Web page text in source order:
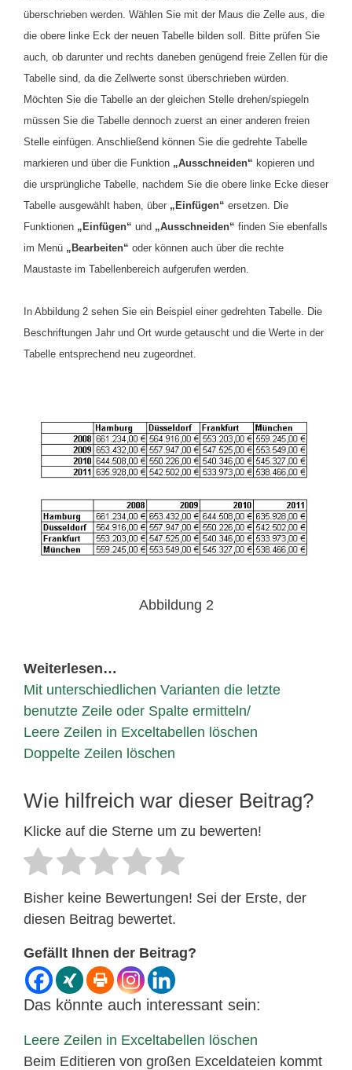
überschrieben werden. Wählen Sie mit der Maus die Zelle aus, die
die obere linke Eck der neuen Tabelle bilden soll. Bitte prüfen Sie
auch, ob darunter und rechts daneben genügend freie Zellen für die
Tabelle sind, da die Zellwerte sonst überschrieben würden.
Möchten Sie die Tabelle an der gleichen Stelle drehen/spiegeln
müssen Sie die Tabelle dennoch zuerst an einer anderen freien
Stelle einfügen. Anschließend können Sie die gedrehte Tabelle
markieren und über die Funktion „Ausschneiden“ kopieren und
die ursprüngliche Tabelle, nachdem Sie die obere linke Ecke dieser
Tabelle ausgewählt haben, über „Einfügen“ ersetzen. Die
Funktionen „Einfügen“ und „Ausschneiden“ finden Sie ebenfalls
im Menü „Bearbeiten“ oder können auch über die rechte
Maustaste im Tabellenbereich aufgerufen werden.
In Abbildung 2 sehen Sie ein Beispiel einer gedrehten Tabelle. Die
Beschriftungen Jahr und Ort wurde getauscht und die Werte in der
Tabelle entsprechend neu zugeordnet.
Abbildung 2
Weiterlesen…
Mit unterschiedlichen Varianten die letzte
benutzte Zeile oder Spalte ermitteln/
Leere Zeilen in Exceltabellen löschen
Doppelte Zeilen löschen
Wie hilfreich war dieser Beitrag?
Klicke auf die Sterne um zu bewerten!
Bisher keine Bewertungen! Sei der Erste, der
diesen Beitrag bewertet.
Gefällt Ihnen der Beitrag?
Das könnte auch interessant sein:
Leere Zeilen in Exceltabellen löschen
Beim Editieren von großen Exceldateien kommt